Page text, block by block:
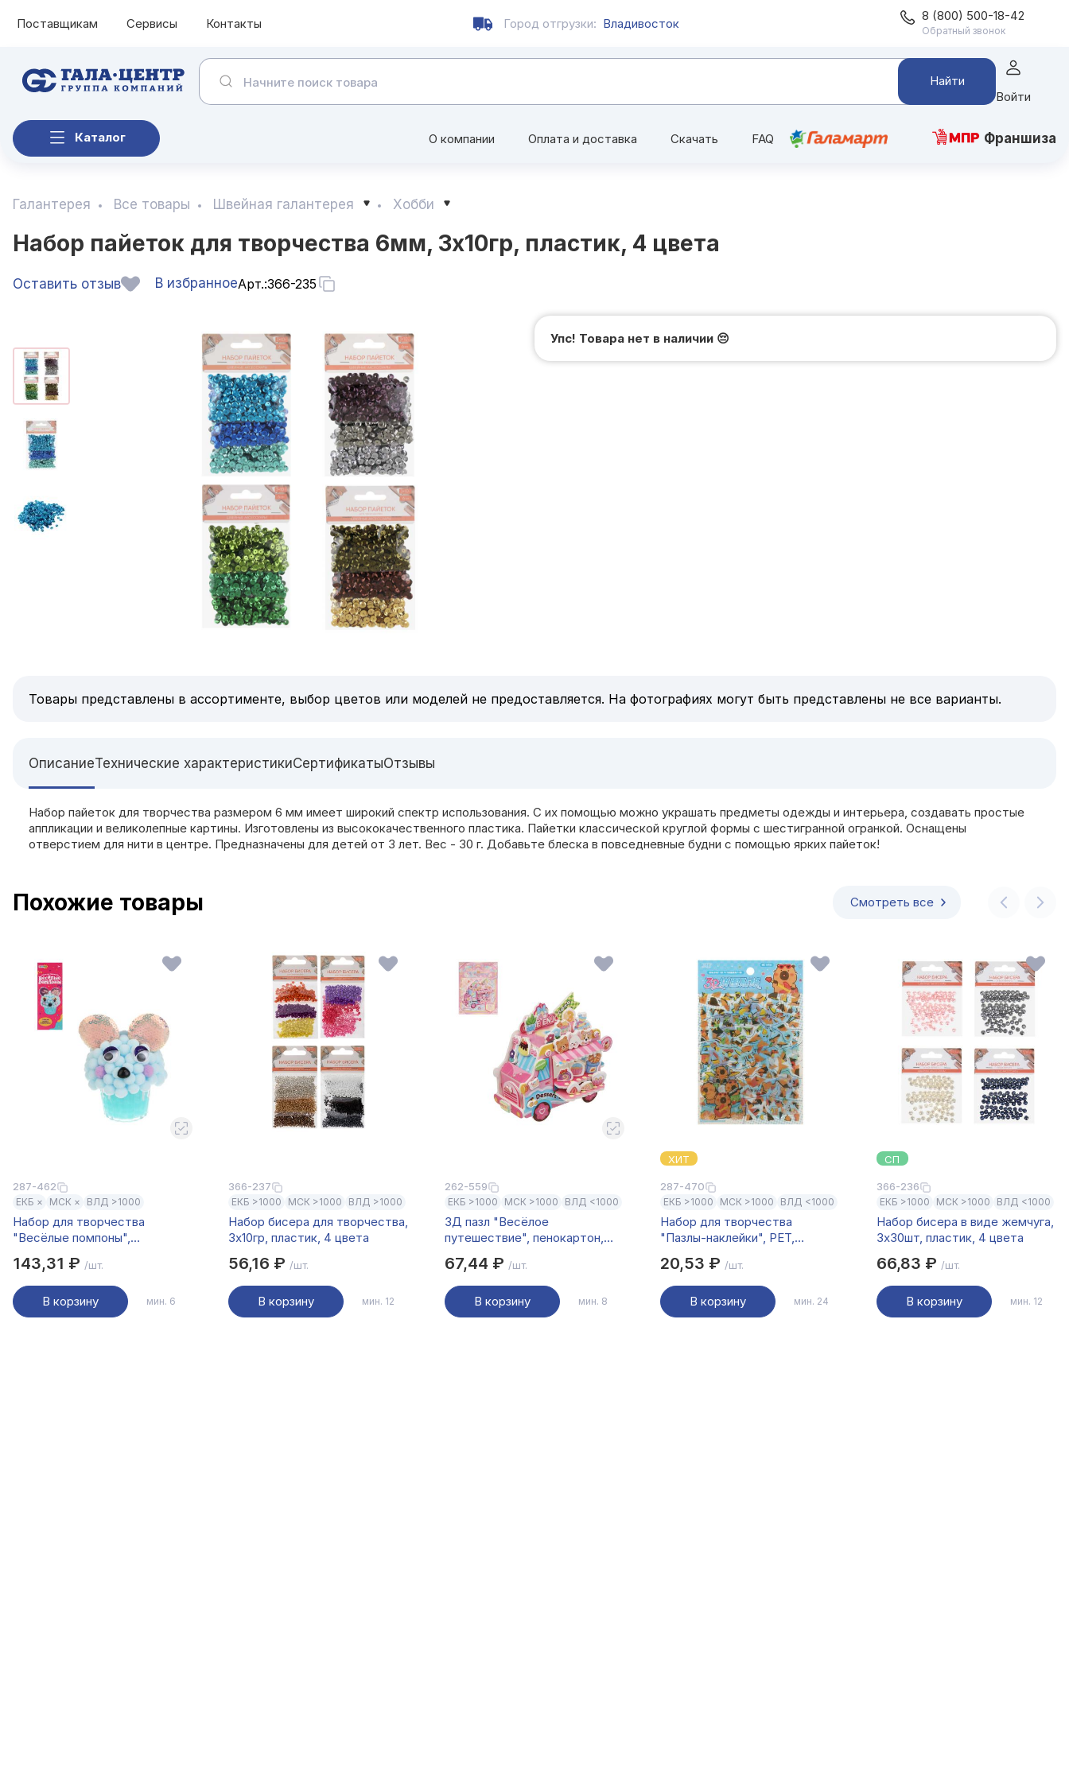
Поставщикам Сервисы Контакты Город отгрузки: Владивосток 8 (800) 500-18-42
Обратный звонок
Найти
Войти
Каталог О компании Оплата и доставка Скачать FAQ Франшиза
Галантерея Все товары Швейная галантерея Хобби
Набор пайеток для творчества 6мм, 3x10гр, пластик, 4 цвета
Оставить отзыв В избранноеАрт.:366-235
Упс! Товара нет в наличии 😔
Товары представлены в ассортименте, выбор цветов или моделей не предоставляется. На фотографиях могут быть представлены не все варианты.
ОписаниеТехнические характеристикиСертификатыОтзывы
Набор пайеток для творчества размером 6 мм имеет широкий спектр использования. С их помощью можно украшать предметы одежды и интерьера, создавать простые
аппликации и великолепные картины. Изготовлены из высококачественного пластика. Пайетки классической круглой формы с шестигранной огранкой. Оснащены
отверстием для нити в центре. Предназначены для детей от 3 лет. Вес - 30 г. Добавьте блеска в повседневные будни с помощью ярких пайеток!
Похожие товары Смотреть все
287-462
ЕКБ × МСК × ВЛД >1000
Набор для творчества
"Весёлые помпоны",
полиэстер
143,31 ₽ /шт.
В корзину мин. 6
366-237
ЕКБ >1000 МСК >1000 ВЛД >1000
Набор бисера для творчества,
3x10гр, пластик, 4 цвета
56,16 ₽/шт.
В корзину мин. 12
262-559
ЕКБ >1000 МСК >1000 ВЛД <1000
3Д пазл "Весёлое
путешествие", пенокартон,
67,44 ₽ /шт.
В корзину мин. 8
ХИТ
287-470
ЕКБ >1000 МСК >1000 ВЛД <1000
Набор для творчества
"Пазлы-наклейки", PET,
20,53 ₽/шт.
В корзину мин. 24
СП
366-236
ЕКБ >1000 МСК >1000 ВЛД <1000
Набор бисера в виде жемчуга,
3x30шт, пластик, 4 цвета
66,83 ₽ /шт.
В корзину мин. 12